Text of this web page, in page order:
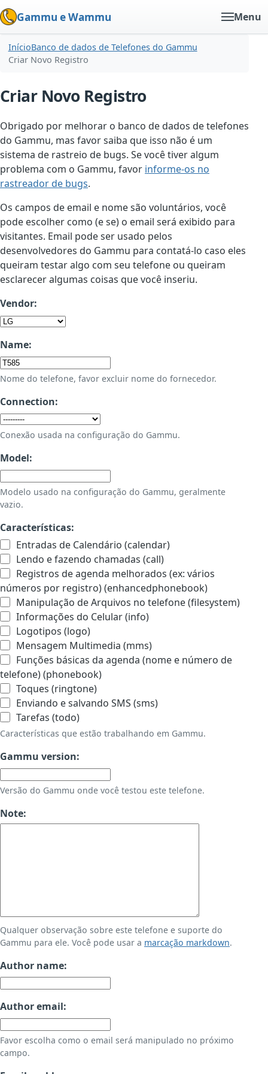
Gammu e Wammu Menu
InícioBanco de dados de Telefones do Gammu
Criar Novo Registro
Criar Novo Registro
Obrigado por melhorar o banco de dados de telefones
do Gammu, mas favor saiba que isso não é um
sistema de rastreio de bugs. Se você tiver algum
problema com o Gammu, favor informe-os no
rastreador de bugs.
Os campos de email e nome são voluntários, você
pode escolher como (e se) o email será exibido para
visitantes. Email pode ser usado pelos
desenvolvedores do Gammu para contatá-lo caso eles
queiram testar algo com seu telefone ou queiram
esclarecer algumas coisas que você inseriu.
Vendor:
Name:
Nome do telefone, favor excluir nome do fornecedor.
Connection:
Conexão usada na configuração do Gammu.
Model:
Modelo usado na configuração do Gammu, geralmente
vazio.
Características:
Entradas de Calendário (calendar)
Lendo e fazendo chamadas (call)
Registros de agenda melhorados (ex: vários
números por registro) (enhancedphonebook)
Manipulação de Arquivos no telefone (filesystem)
Informações do Celular (info)
Logotipos (logo)
Mensagem Multimedia (mms)
Funções básicas da agenda (nome e número de
telefone) (phonebook)
Toques (ringtone)
Enviando e salvando SMS (sms)
Tarefas (todo)
Características que estão trabalhando em Gammu.
Gammu version:
Versão do Gammu onde você testou este telefone.
Note:
Qualquer observação sobre este telefone e suporte do
Gammu para ele. Você pode usar a marcação markdown.
Author name:
Author email:
Favor escolha como o email será manipulado no próximo
campo.